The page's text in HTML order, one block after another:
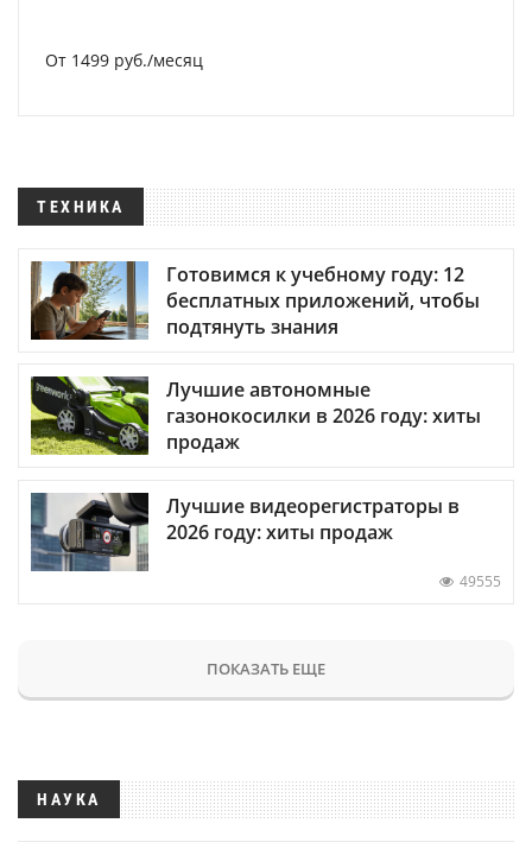
От 1499 руб./месяц
ТЕХНИКА
Готовимся к учебному году: 12
бесплатных приложений, чтобы
подтянуть знания
Лучшие автономные
газонокосилки в 2026 году: хиты
продаж
Лучшие видеорегистраторы в
2026 году: хиты продаж
49555
ПОКАЗАТЬ ЕЩЕ
НАУКА